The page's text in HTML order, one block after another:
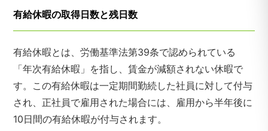
有給休暇の取得日数と残日数
有給休暇とは、労働基準法第39条で認められている
「年次有給休暇」を指し、賃金が減額されない休暇で
す。この有給休暇は一定期間勤続した社員に対して付与
され、正社員で雇用された場合には、雇用から半年後に
10日間の有給休暇が付与されます。